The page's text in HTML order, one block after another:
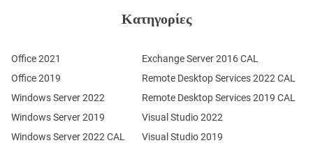
Κατηγορίες
Office 2021
Office 2019
Windows Server 2022
Windows Server 2019
Windows Server 2022 CAL
Remote Desktop Services 2022 CAL
Remote Desktop Services 2019 CAL
Exchange Server 2016 CAL
Visual Studio 2022
Visual Studio 2019